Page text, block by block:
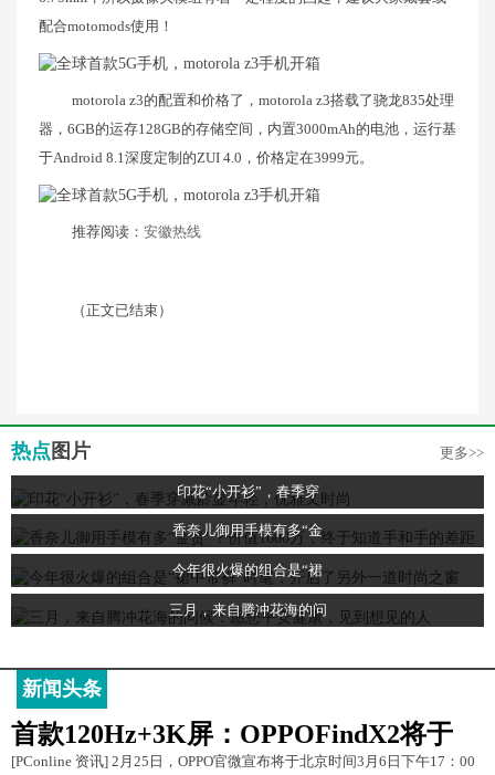
配合motomods使用！
motorola z3的配置和价格了，motorola z3搭载了骁龙835处理
器，6GB的运存128GB的存储空间，内置3000mAh的电池，运行基
于Android 8.1深度定制的ZUI 4.0，价格定在3999元。
推荐阅读： 安徽热线
（正文已结束）
热点 图片 更多>>
印花“小开衫”，春季穿
香奈儿御用手模有多“金
今年很火爆的组合是“裙
三月，来自腾冲花海的问
新闻头条
首款120Hz+3K屏：OPPOFindX2将于
[PConline 资讯] 2月25日，OPPO官微宣布将于北京时间3月6日下午17：00